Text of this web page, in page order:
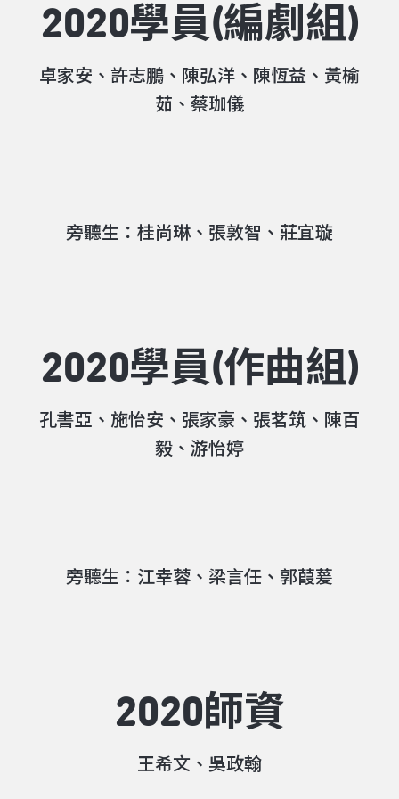
2020學員(編劇組)
卓家安、許志鵬、陳弘洋、陳恆益、黃榆
茹、蔡珈儀
旁聽生：桂尚琳、張敦智、莊宜璇
2020學員(作曲組)
孔書亞、施怡安、張家豪、張茗筑、陳百
毅、游怡婷
旁聽生：江幸蓉、梁言任、郭葭萲
2020師資
王希文、吳政翰